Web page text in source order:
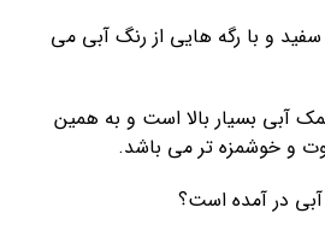
و با رگه هایی از رنگ آبی می
آبی بسیار بالا است و به همین
و خوشمزه تر می باشد.
در آمده است؟